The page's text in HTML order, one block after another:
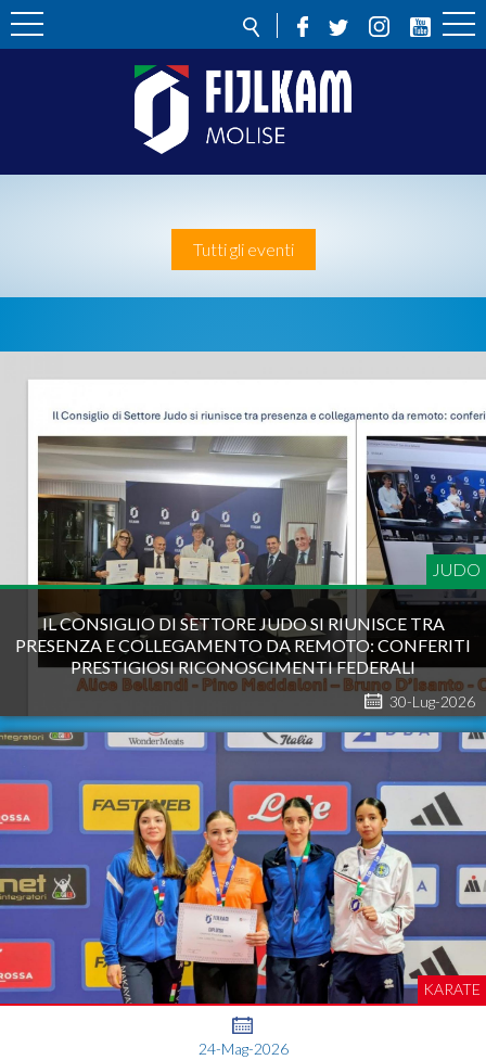
Tutti gli eventi
30-Lug-2026
JUDO
IL CONSIGLIO DI SETTORE JUDO SI RIUNISCE TRA
PRESENZA E COLLEGAMENTO DA REMOTO: CONFERITI
PRESTIGIOSI RICONOSCIMENTI FEDERALI
24-Mag-2026
KARATE